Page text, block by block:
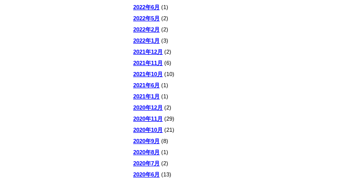
2022年6月 (1)
2022年5月 (2)
2022年2月 (2)
2022年1月 (3)
2021年12月 (2)
2021年11月 (6)
2021年10月 (10)
2021年6月 (1)
2021年1月 (1)
2020年12月 (2)
2020年11月 (29)
2020年10月 (21)
2020年9月 (8)
2020年8月 (1)
2020年7月 (2)
2020年6月 (13)